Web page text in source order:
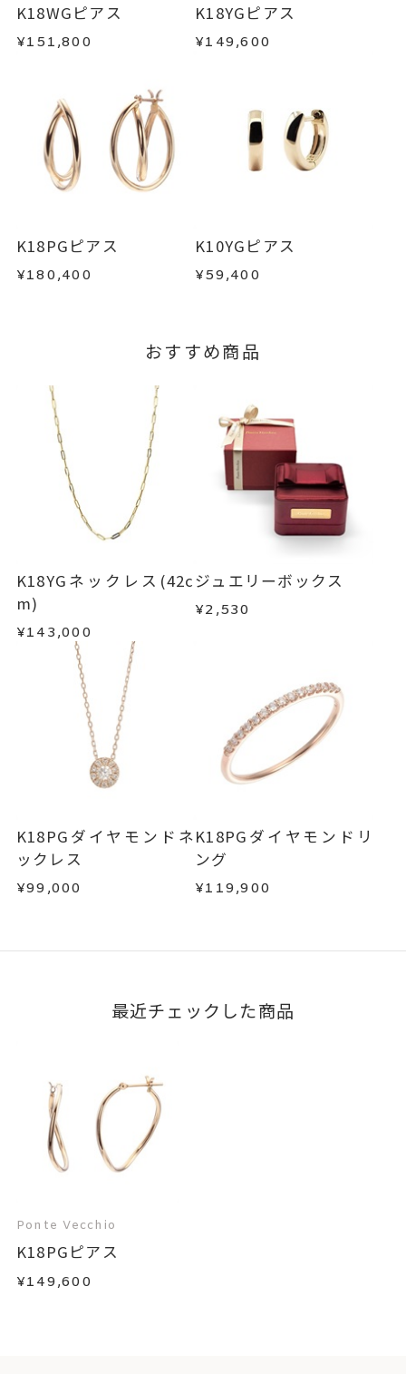
・在庫のご用意ができる場合： 約1週間～1ヶ月以
目安日数を頂戴し、一から製作いたします。
※お急ぎの方はご注文前にお問い合わせくださ
い。事前に現在の納期状況を確認いたします。
詳しくは こちら
・受注生産の商品
・お客さまのお手元で傷や汚れが発生した商品
・販売期間が限定されている商品
・過度な交換・返品を繰り返している場合
商品の品質には万全を期しておりますが、万が一
不良品の場合、またはご注文のお品と異なる場合
お手数ですが商品到着後7日間以内に、お電話また
はお問い合わせフォームよりご連絡ください。
この場合の返送料は弊社にて負担いたしますの
K18WGピアス
¥151,800
K18YGピアス
¥149,600
K18PGピアス
¥180,400
K10YGピアス
¥59,400
おすすめ商品
K18YGネックレス(42c
m)
¥143,000
ジュエリーボックス
¥2,530
K18PGダイヤモンドネ
ックレス
¥99,000
K18PGダイヤモンドリ
ング
¥119,900
最近チェックした商品
Ponte Vecchio
K18PGピアス
¥149,600